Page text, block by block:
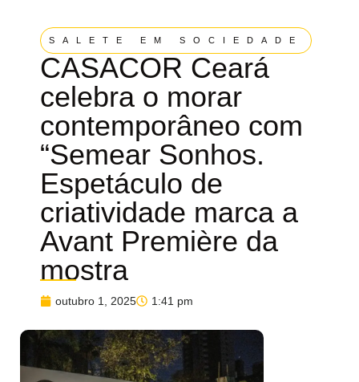
SALETE EM SOCIEDADE
CASACOR Ceará
celebra o morar
contemporâneo com
“Semear Sonhos.
Espetáculo de
criatividade marca a
Avant Première da
mostra
outubro 1, 2025 1:41 pm